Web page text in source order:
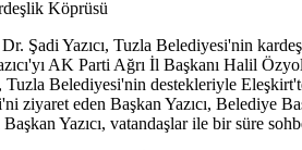
Şadi Yazıcı, Tuzla Belediyesi'nin
AK Parti Ağrı İl Başkanı Halil
Tuzla Belediyesi'nin destekleriyle
ziyaret eden Başkan Yazıcı, Belediye
Yazıcı, vatandaşlar ile bir süre